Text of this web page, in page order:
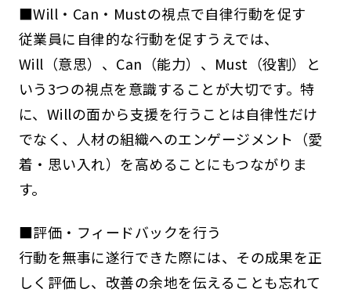
■Will・Can・Mustの視点で自律行動を促す
従業員に自律的な行動を促すうえでは、
Will（意思）、Can（能力）、Must（役割）と
いう3つの視点を意識することが大切です。特
に、Willの面から支援を行うことは自律性だけ
でなく、人材の組織へのエンゲージメント（愛
着・思い入れ）を高めることにもつながりま
す。
■評価・フィードバックを行う
行動を無事に遂行できた際には、その成果を正
しく評価し、改善の余地を伝えることも忘れて